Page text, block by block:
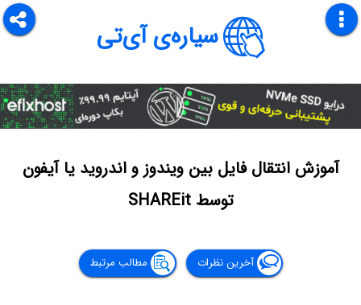
سیاره‌ی آی‌تی
آموزش انتقال فایل بین ویندوز و اندروید یا آیفون
توسط SHAREit
آخرین نظرات مطالب مرتبط